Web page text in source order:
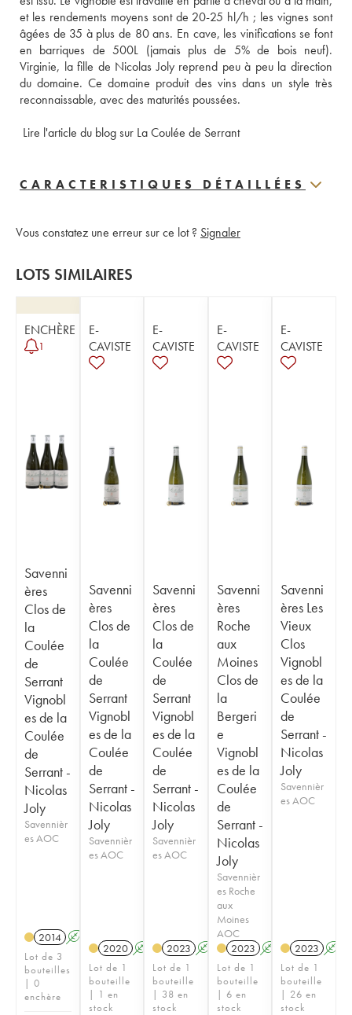
et les rendements moyens sont de 20-25 hl/h ; les vignes sont
âgées de 35 à plus de 80 ans. En cave, les vinifications se font
en barriques de 500L (jamais plus de 5% de bois neuf).
Virginie, la fille de Nicolas Joly reprend peu à peu la direction
du domaine. Ce domaine produit des vins dans un style très
reconnaissable, avec des maturités poussées.
Lire l'article du blog sur La Coulée de Serrant
CARACTERISTIQUES DÉTAILLÉES
Vous constatez une erreur sur ce lot ? Signaler
LOTS SIMILAIRES
ENCHÈRE
1
Savenni
ères
Clos de
la
Coulée
de
Serrant
Vignobl
es de la
Coulée
de
Serrant -
Nicolas
Joly
Savennièr
es AOC
2014 A
Lot de 3
bouteilles
| 0
enchère
E-
CAVISTE
Savenni
ères
Clos de
la
Coulée
de
Serrant
Vignobl
es de la
Coulée
de
Serrant -
Nicolas
Joly
Savennièr
es AOC
2020 A S
Lot de 1
bouteille
| 1 en
stock
E-
CAVISTE
Savenni
ères
Clos de
la
Coulée
de
Serrant
Vignobl
es de la
Coulée
de
Serrant -
Nicolas
Joly
Savennièr
es AOC
2023 A S
Lot de 1
bouteille
| 38 en
stock
E-
CAVISTE
Savenni
ères
Roche
aux
Moines
Clos de
la
Bergeri
e
Vignobl
es de la
Coulée
de
Serrant -
Nicolas
Joly
Savennièr
es Roche
aux
Moines
AOC
2023 A S
Lot de 1
bouteille
| 6 en
stock
E-
CAVISTE
Savenni
ères Les
Vieux
Clos
Vignobl
es de la
Coulée
de
Serrant -
Nicolas
Joly
Savennièr
es AOC
2023 A
Lot de 1
bouteille
| 26 en
stock